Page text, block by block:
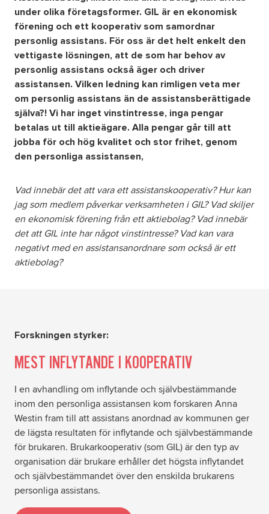
Om oss
Ordlista
FAQ
under olika företagsformer. GIL är en ekonomisk
förening och ett kooperativ som samordnar
personlig assistans. För oss är det helt enkelt den
vettigaste lösningen, att de som har behov av
personlig assistans också äger och driver
assistansen. Vilken ledning kan rimligen veta mer
om personlig assistans än de assistansberättigade
själva?! Vi har inget vinstintresse, inga pengar
betalas ut till aktieägare. Alla pengar går till att
jobba för och hög kvalitet och stor frihet, genom
den personliga assistansen,
Vad innebär det att vara ett assistanskooperativ? Hur kan
jag som medlem påverkar verksamheten i GIL? Vad skiljer
en ekonomisk förening från ett aktiebolag? Vad innebär
det att GIL inte har något vinstintresse? Vad kan vara
negativt med en assistansanordnare som också är ett
aktiebolag?
Forskningen styrker:
MEST INFLYTANDE I KOOPERATIV
I en avhandling om inflytande och självbestämmande
inom den personliga assistansen kom forskaren Anna
Westin fram till att assistans anordnad av kommunen ger
de lägsta resultaten för inflytande och självbestämmande
för brukaren. Brukarkooperativ (som GIL) är den typ av
organisation där brukare erhåller det högsta inflytandet
och självbestämmandet över den enskilda brukarens
personliga assistans.